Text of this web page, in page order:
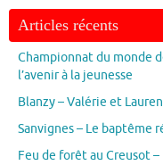
Articles récents
Championnat du monde
l’avenir à la jeunesse
Blanzy – Valérie et
Sanvignes – Le baptême
Feu de forêt au Creusot